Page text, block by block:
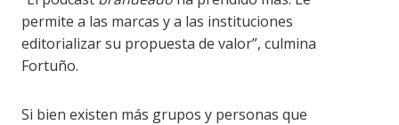
permite a las marcas y a las instituciones
editorializar su propuesta de valor”, culmina
Fortuño.
Si bien existen más grupos y personas que